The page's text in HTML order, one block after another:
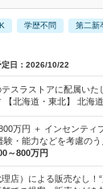
学歴不問 第二新
日：2026/10/22
スラストアに配属い
【北海道・東北】 北海
万円 ＋ インセンティ
・能力などを考慮のう
～800万円
理店）による販売なし！